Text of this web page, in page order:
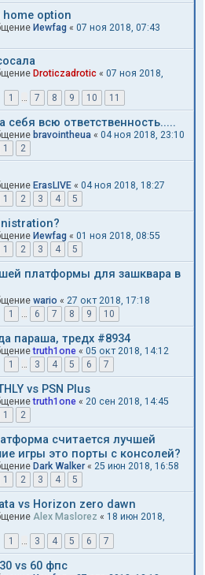
option
Иewfag « 07 ноя 2018, 07:43
Droticzadrotic « 07 ноя 2018,
1 … 7 8 9 10 11
себя всю ответственность.....
bravointheua « 04 ноя 2018, 23:10
1 2
ErasLIVE « 04 ноя 2018, 18:27
1 2 3 4 5
Иewfag « 01 ноя 2018, 08:55
1 2 3 4 5
платформы для зашквара в
wario « 27 окт 2018, 17:18
1 … 6 7 8 9 10
параша, тредх #8934
truth1one « 05 окт 2018, 14:12
1 … 3 4 5 6 7
vs PSN Plus
truth1one « 20 сен 2018, 14:45
1 2
считается лучшей
игры это порты с консолей?
Dark Walker« 25 июн 2018, 16:58
1 2 3 4 5
vs Horizon zero dawn
Alex Maslorez « 18 июн 2018,
1 … 3 4 5 6 7
vs 60 фпс